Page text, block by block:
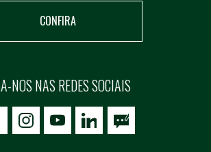
CONFIRA
NOS NAS REDES SOCIAIS
facebook
icon-social02icon-social03